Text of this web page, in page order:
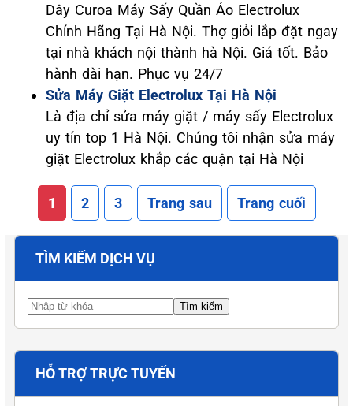
Dây Curoa Máy Sấy Quần Áo Electrolux
Chính Hãng Tại Hà Nội. Thợ giỏi lắp đặt ngay
tại nhà khách nội thành hà Nội. Giá tốt. Bảo
hành dài hạn. Phục vụ 24/7
Sửa Máy Giặt Electrolux Tại Hà Nội
Là địa chỉ sửa máy giặt / máy sấy Electrolux
uy tín top 1 Hà Nội. Chúng tôi nhận sửa máy
giặt Electrolux khắp các quận tại Hà Nội
1 2 3 Trang sau Trang cuối
TÌM KIẾM DỊCH VỤ
HỖ TRỢ TRỰC TUYẾN